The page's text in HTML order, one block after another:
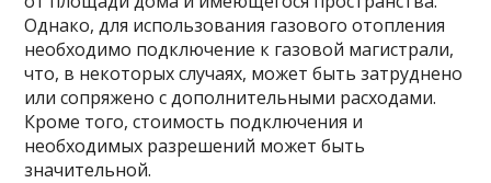
Однако, для использования газового отопления
необходимо подключение к газовой магистрали,
что, в некоторых случаях, может быть затруднено
или сопряжено с дополнительными расходами.
Кроме того, стоимость подключения и
необходимых разрешений может быть
значительной.